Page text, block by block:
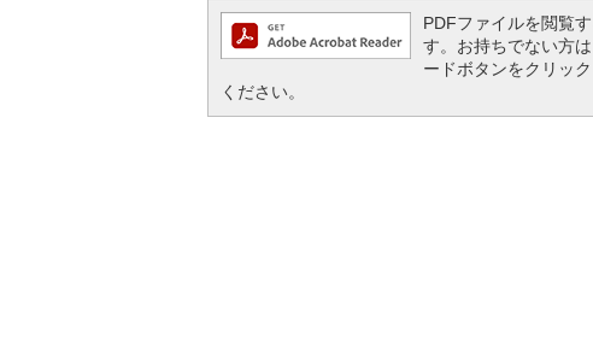
PDFファイルを閲覧
す。お持ちでない方
ードボタンをクリッ
ください。